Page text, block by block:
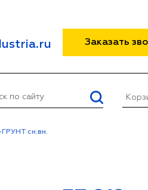
Заказать
сн.вн.